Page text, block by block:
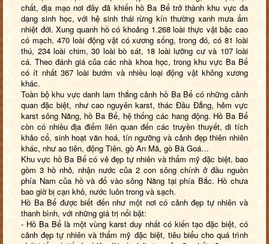
chất, địa mạo nơi đây đã khiến hồ Ba Bể trở thành khu vực đa
dạng sinh học, với hệ sinh thái rừng kín thường xanh mưa ẩm
nhiệt đới. Xung quanh hồ có khoảng 1.268 loài thực vật bậc cao
có mạch, 470 loài động vật có xương sống, trong đó, có 81 loài
thú, 234 loài chim, 30 loài bò sát, 18 loài lưỡng cư và 107 loài
cá. Theo đánh giá của các nhà khoa học, trong khu vực Ba Bể
có ít nhất 367 loài bướm và nhiều loại động vật không xương
khác.
Toàn bộ khu vực danh lam thắng cảnh hồ Ba Bể có những cảnh
quan đặc biệt, như cao nguyên karst, thác Đầu Đẳng, hẻm vực
karst sông Năng, hồ Ba Bể, hệ thống các hang động. Hồ Ba Bể
còn có nhiều địa điểm liên quan đến các truyền thuyết, di tích
khảo cổ, sinh hoạt văn hoá, tín ngưỡng và cảnh đẹp thiên nhiên
khác, như ao tiên, động Tiên, gò An Mã, gò Bà Goá…
Khu vực hồ Ba Bể có vẻ đẹp tự nhiên và thẩm mỹ đặc biệt, bao
gồm 3 hồ nhỏ, nhận nước của 2 con sông chính ở đầu nguồn
phía Nam của hồ và đổ vào sông Năng tại phía Bắc. Hồ chưa
bao giờ bị cạn khô, nước luôn trong và sạch.
Hồ Ba Bể được biết đến như một nơi có cảnh đẹp tự nhiên và
thanh bình, với những giá trị nổi bật:
- Hồ Ba Bể là một vùng karst duy nhất có kiến tạo đặc biệt, có
cảnh đẹp tự nhiên và thẩm mỹ đặc biệt, tiêu biểu cho quá trình